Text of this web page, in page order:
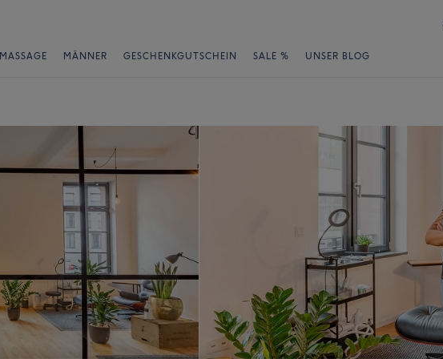
MASSAGE MÄNNER GESCHENKGUTSCHEIN SALE % UNSER BLOG